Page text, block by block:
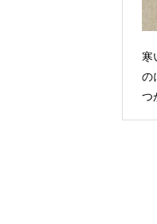
寒
の
つ